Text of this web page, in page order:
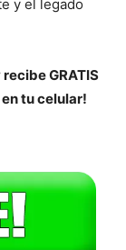
y el legado
GRATIS
tu celular!